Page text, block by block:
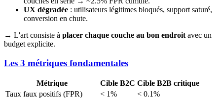
UX dégradée : utilisateurs légitimes bloqués, support saturé,
conversion en chute.
→ L'art consiste à placer chaque couche au bon endroit avec un
budget explicite.
Les 3 métriques fondamentales
Métrique Cible B2C Cible B2B critique
Taux faux positifs (FPR)
< 1%
< 0.1%